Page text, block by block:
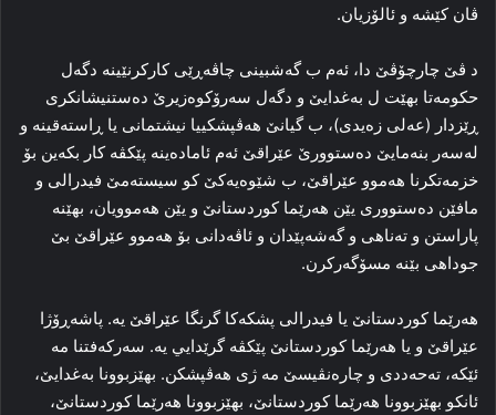
ڤان كێشه‌ و ئالۆزيان.
د ڤێ چارچۆڤێ دا، ئەم ب گەشبینی چاڤەڕێی کارکرنێينه‌ دگەل
حکومەتا بهێت ل بەغدایێ و دگەل سەرۆکوەزیرێ ده‌ستنيشانكرى
ڕێزدار (عه‌لى زه‌يدى)، ب گیانێ هه‌ڤپشكييا نيشتمانى یا ڕاستەقینە و
له‌سه‌ر بنه‌مايێ ده‌ستوورێ عێراقێ ئەم ئاماده‌ينه‌ پێکڤە کار بکەین بۆ
خزمەتکرنا هەموو عێراقێ، ب شێوەیەکێ کو سيسته‌مێ فيدرالى و
مافێن دەستووری يێن هه‌رێما كوردستانێ و یێن هەموويان، بهێنە
پاراستن و ته‌ناهى و گەشەپێدان و ئاڤەدانی بۆ هەموو عێراقێ بێ
جوداهى بێنه‌ مسۆگه‌ر‌كرن.
هەرێما کوردستانێ يا فيدرالى پشکەکا گرنگا عێراقێ يه‌. پاشەڕۆژا
عێراقێ و يا هه‌رێما کوردستانێ پێکڤە گرێدایي یە. سەرکەفتنا مە
ئێکە، ته‌حه‌د‌دى و چاره‌نڤيسێ مە ژى هەڤپشکن. بهێزبوونا به‌غدایێ،
ئانكو بهێزبوونا هه‌رێما كوردستانێ، بهێزبوونا هه‌رێما كوردستانێ،